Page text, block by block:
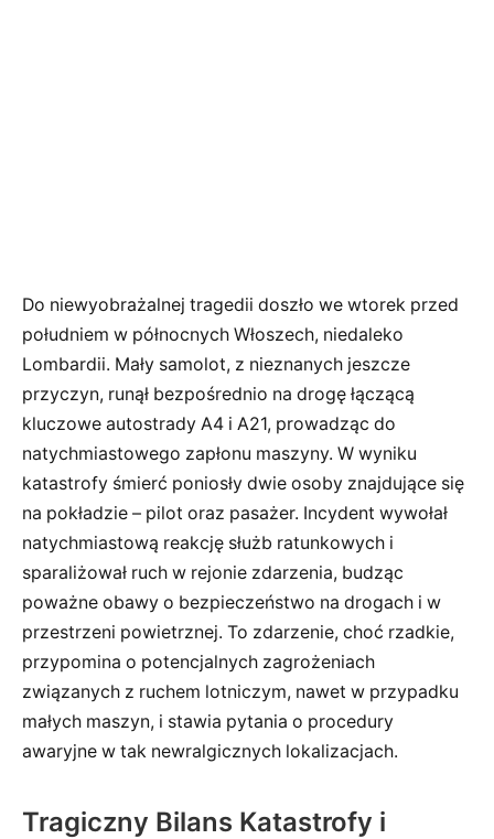
Do niewyobrażalnej tragedii doszło we wtorek przed
południem w północnych Włoszech, niedaleko
Lombardii. Mały samolot, z nieznanych jeszcze
przyczyn, runął bezpośrednio na drogę łączącą
kluczowe autostrady A4 i A21, prowadząc do
natychmiastowego zapłonu maszyny. W wyniku
katastrofy śmierć poniosły dwie osoby znajdujące się
na pokładzie – pilot oraz pasażer. Incydent wywołał
natychmiastową reakcję służb ratunkowych i
sparaliżował ruch w rejonie zdarzenia, budząc
poważne obawy o bezpieczeństwo na drogach i w
przestrzeni powietrznej. To zdarzenie, choć rzadkie,
przypomina o potencjalnych zagrożeniach
związanych z ruchem lotniczym, nawet w przypadku
małych maszyn, i stawia pytania o procedury
awaryjne w tak newralgicznych lokalizacjach.
Tragiczny Bilans Katastrofy i